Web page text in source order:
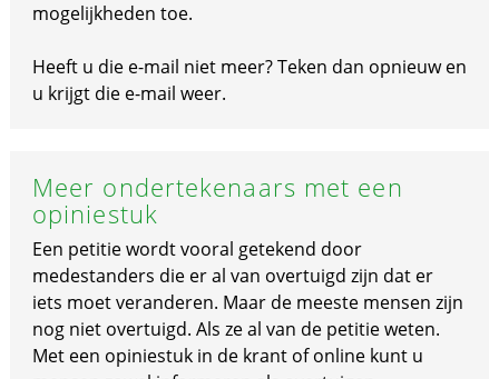
mogelijkheden toe.
Heeft u die e-mail niet meer? Teken dan opnieuw en
u krijgt die e-mail weer.
Meer ondertekenaars met een
opiniestuk
Een petitie wordt vooral getekend door
medestanders die er al van overtuigd zijn dat er
iets moet veranderen. Maar de meeste mensen zijn
nog niet overtuigd. Als ze al van de petitie weten.
Met een opiniestuk in de krant of online kunt u